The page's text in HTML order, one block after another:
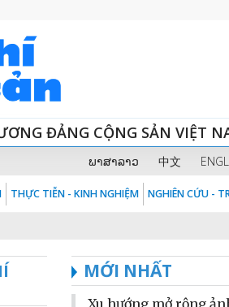
ĐẢNG CỘNG SẢN VIỆT
ພາສາລາວ 中文
THỰC TIỄN - KINH NGHIỆM NGHIÊN CỨU -
MỚI NHẤT
Xu hướng mở rộng